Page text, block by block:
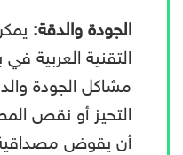
الجودة والدقة:
التقنية العربية
مشاكل الجودة
التحيز أو نقص
أن يقوض مصداقية